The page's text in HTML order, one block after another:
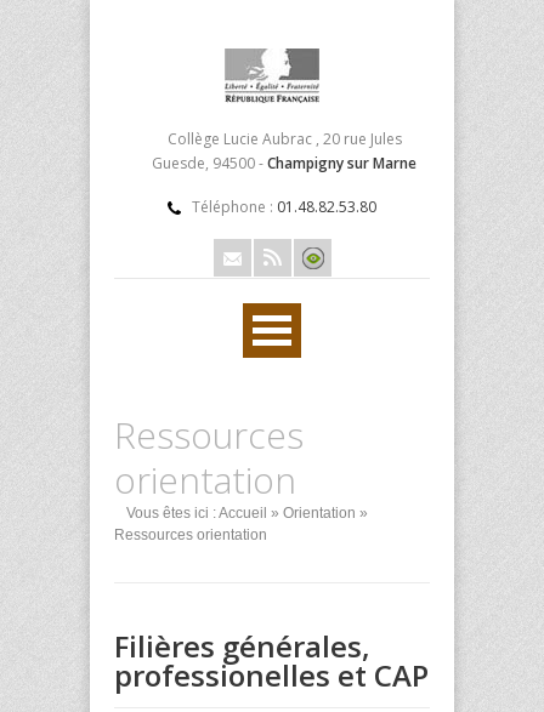
Collège Lucie Aubrac , 20 rue Jules
Guesde, 94500 -Champigny sur Marne
Téléphone : 01.48.82.53.80
Ressources
orientation
Vous êtes ici :Accueil » Orientation »
Ressources orientation
Filières générales,
professionelles et CAP